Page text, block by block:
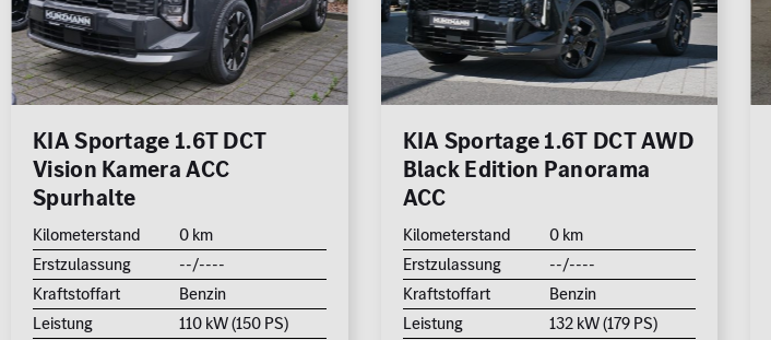
KIA Sportage 1.6T DCT
Vision Kamera ACC
Spurhalte
Kilometerstand
0 km
Erstzulassung
--/----
Kraftstoffart
Benzin
Leistung
110 kW (150 PS)
KIA Sportage 1.6T DCT AWD
Black Edition Panorama
ACC
Kilometerstand
0 km
Erstzulassung
--/----
Kraftstoffart
Benzin
Leistung
132 kW (179 PS)